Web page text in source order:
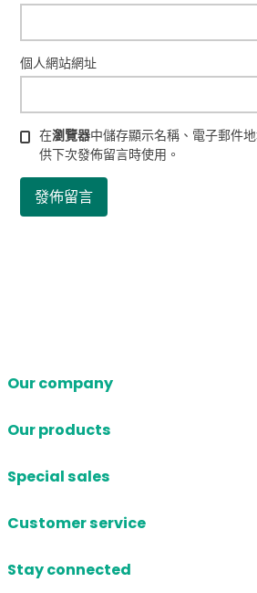
個人網站網址
在瀏覽器中儲存顯示名稱、電子郵件
供下次發佈留言時使用。
Our company
Our products
Special sales
Customer service
Stay connected